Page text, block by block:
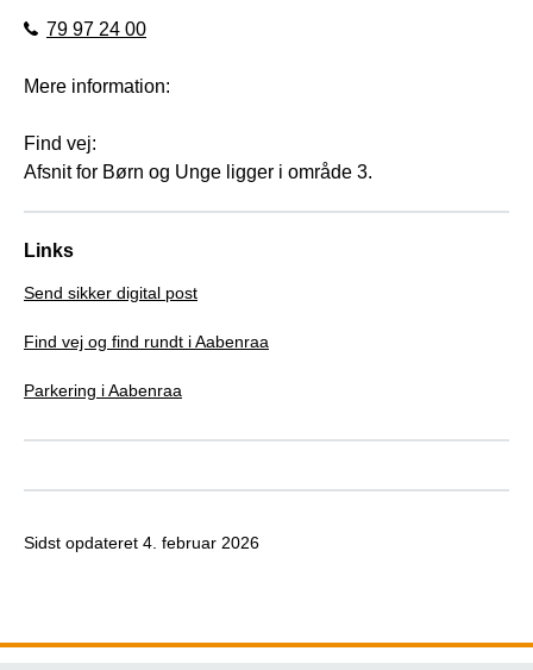
Links
Send sikker digital post
Find vej og find rundt i Aabenraa
Parkering i Aabenraa
79 97 24 00
Mere information:
Find vej:
Afsnit for Børn og Unge ligger i område 3.
Sidst opdateret 4. februar 2026